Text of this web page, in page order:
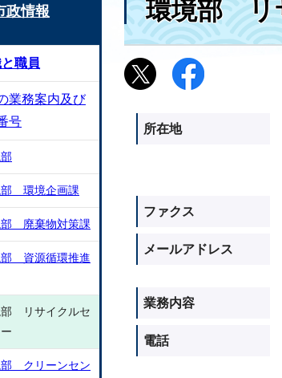
環境部 リ
所在地
ファクス
メールアドレス
業務内容
電話
政情報
職員
業務案内及び
号
部 環境企画課
部 廃棄物対策課
部 資源循環推進
部 リサイクルセ
部 クリーンセン